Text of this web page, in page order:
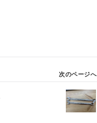
次のページへ